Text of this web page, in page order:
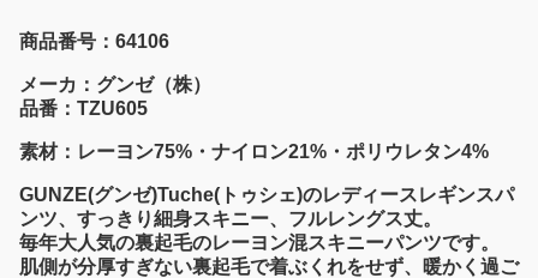
商品番号：64106
メーカ：グンゼ（株）
品番：TZU605
素材：レーヨン75%・ナイロン21%・ポリウレタン4%
GUNZE(グンゼ)Tuche(トゥシェ)のレディースレギンスパ
ンツ、すっきり細身スキニー、フルレングス丈。
毎年大人気の裏起毛のレーヨン混スキニーパンツです。
肌側が分厚すぎない裏起毛で着ぶくれをせず、暖かく過ご